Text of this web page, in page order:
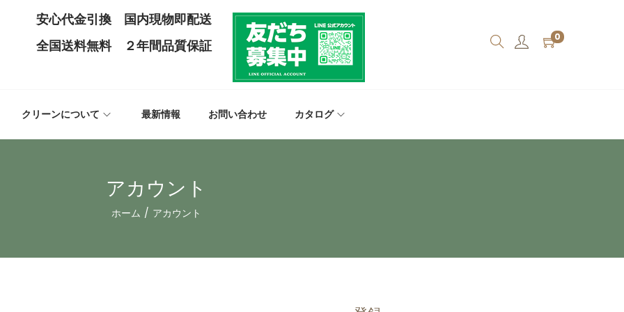
安心代金引換 国内現物即配送
全国送料無料 ２年間品質保証
0
クリーンについて 最新情報 お問い合わせ カタログ
アカウント
ホーム / アカウント